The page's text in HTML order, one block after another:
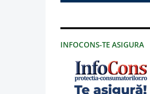
INFOCONS-TE ASIGURA